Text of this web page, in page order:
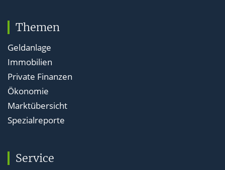
Themen
Geldanlage
Immobilien
Private Finanzen
Ökonomie
Marktübersicht
Spezialreporte
Service